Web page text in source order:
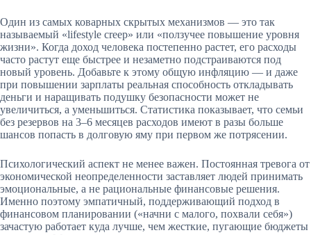
Один из самых коварных скрытых механизмов — это так
называемый «lifestyle creep» или «ползучее повышение уровня
жизни». Когда доход человека постепенно растет, его расходы
часто растут еще быстрее и незаметно подстраиваются под
новый уровень. Добавьте к этому общую инфляцию — и даже
при повышении зарплаты реальная способность откладывать
деньги и наращивать подушку безопасности может не
увеличиться, а уменьшиться. Статистика показывает, что семьи
без резервов на 3–6 месяцев расходов имеют в разы больше
шансов попасть в долговую яму при первом же потрясении.
Психологический аспект не менее важен. Постоянная тревога от
экономической неопределенности заставляет людей принимать
эмоциональные, а не рациональные финансовые решения.
Именно поэтому эмпатичный, поддерживающий подход в
финансовом планировании («начни с малого, похвали себя»)
зачастую работает куда лучше, чем жесткие, пугающие бюджеты